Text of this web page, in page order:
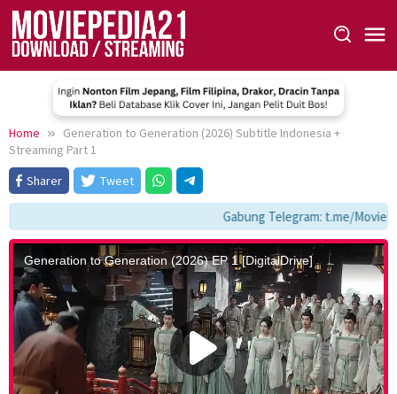
Skip
content
Home
Generation to Generation (2026) Subtitle Indonesia +
Streaming Part 1
Sharer
Tweet
Gabung Telegram: t.me/